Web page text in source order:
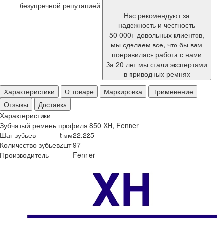
безупречной репутацией
Нас рекомендуют за
надежность и честность
50 000+ довольных клиентов,
мы сделаем все, что бы вам
понравилась работа с нами
За 20 лет мы стали экспертами
в приводных ремнях
Характеристики
О товаре Маркировка
Применение
Отзывы
Доставка
Характеристики
Зубчатый ремень профиля 850 XH, Fenner
Шаг зубьев
t мм22.225
Количество зубьевzшт97
Производитель
Fenner